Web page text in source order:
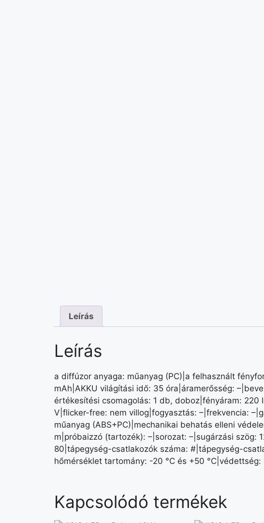
Leírás
Leírás
a diffúzor anyaga: műanyag (PC)|a felhasznált
mAh|AKKU világítási idő: 35 óra|áramerősség:
értékesítési csomagolás: 1 db, doboz|fényáram:
V|flicker-free: nem villog|fogyasztás: –|frekvencia:
műanyag (ABS+PC)|mechanikai behatás elleni
m|próbaizzó (tartozék): –|sorozat: –|sugárzási szög:
80|tápegység-csatlakozók száma: #|tápegység-
hőmérséklet tartomány: -20 °C és +50 °C|védettség:
Kapcsolódó termékek